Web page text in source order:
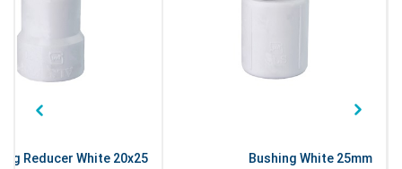
Bushing White 25mm
Reducer White 20x25